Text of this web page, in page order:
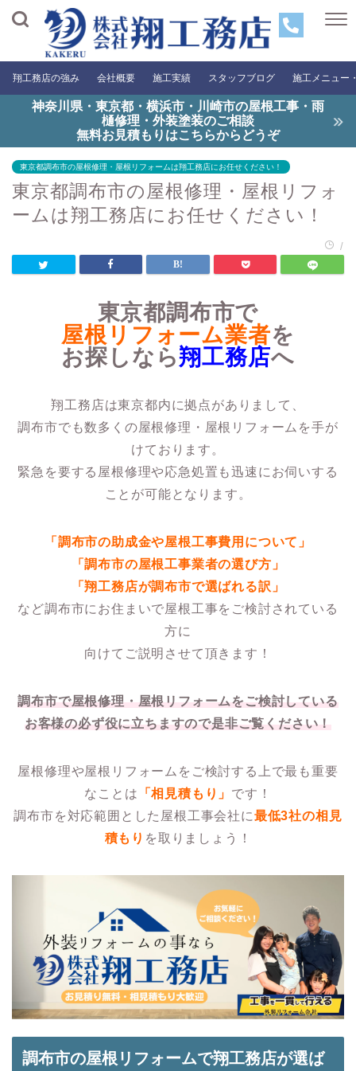
翔工務店の強み 会社概要 施工実績 スタッフブログ 施工メニュー
神奈川県・東京都・横浜市・川崎市の屋根工事・雨
樋修理・外装塗装のご相談
無料お見積もりはこちらからどうぞ
東京都調布市の屋根修理・屋根リフォームは翔工務店にお任せください！
東京都調布市の屋根修理・屋根リフォ
ームは翔工務店にお任せください！
/
東京都調布市で
屋根リフォーム業者を
お探しなら翔工務店へ
翔工務店は東京都内に拠点がありまして、
調布市でも数多くの屋根修理・屋根リフォームを手が
けております。
緊急を要する屋根修理や応急処置も迅速にお伺いする
ことが可能となります。
「調布市の助成金や屋根工事費用について」
「調布市の屋根工事業者の選び方」
「翔工務店が調布市で選ばれる訳」
など調布市にお住まいで屋根工事をご検討されている
方に
向けてご説明させて頂きます！
調布市で屋根修理・屋根リフォームをご検討している
お客様の必ず役に立ちますので是非ご覧ください！
屋根修理や屋根リフォームをご検討する上で最も重要
なことは 「相見積もり」 です！
調布市を対応範囲とした屋根工事会社に最低3社の相見
積もり を取りましょう！
調布市の屋根リフォームで翔工務店が選ば